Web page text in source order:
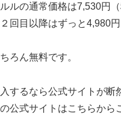
ルの通常価格は7,530円
回目以降はずっと4,980
ろん無料です。
するなら公式サイトが断
公式サイトはこちらから